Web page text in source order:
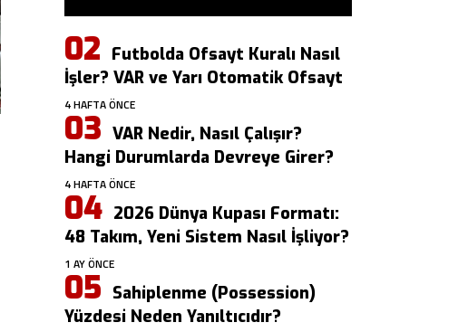
Futbolda Ofsayt Kuralı Nasıl
İşler? VAR ve Yarı Otomatik Ofsayt
4 HAFTA ÖNCE
VAR Nedir, Nasıl Çalışır?
Hangi Durumlarda Devreye Girer?
4 HAFTA ÖNCE
2026 Dünya Kupası Formatı:
48 Takım, Yeni Sistem Nasıl İşliyor?
1 AY ÖNCE
Sahiplenme (Possession)
Yüzdesi Neden Yanıltıcıdır?